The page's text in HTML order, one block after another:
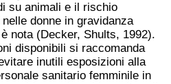
su animali e il rischio
donne in gravidanza
nota (Decker, Shults, 1992).
disponibili si raccomanda
inutili esposizioni alla
sanitario femminile in